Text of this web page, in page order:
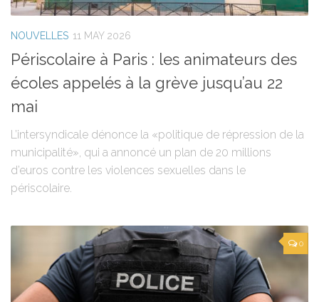
NOUVELLES 11 MAY 2026
Périscolaire à Paris : les animateurs des
écoles appelés à la grève jusqu’au 22
mai
L’intersyndicale dénonce la «politique de répression de la
municipalité», qui a annoncé un plan de 20 millions
d’euros contre les violences sexuelles dans le
périscolaire.
0